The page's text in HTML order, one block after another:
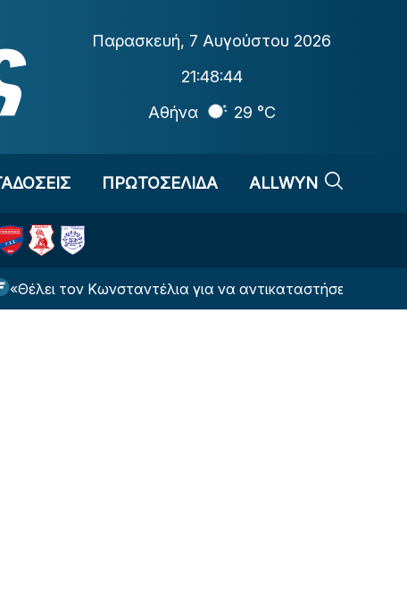
Παρασκευή, 7 Αυγούστου 2026
21:48:45
Αθήνα
29 °C
ΠΡΩΤΟΣΕΛΙΔΑ ALLWYN
Κωνσταντέλια για να αντικαταστήσει τον Αντεγέμι η